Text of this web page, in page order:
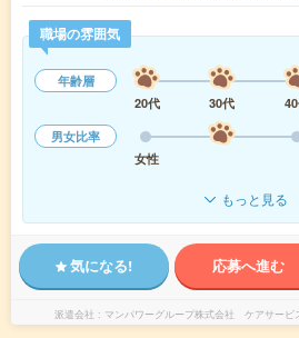
職場の雰囲気
年齢層
20代
30代
男女比率
女性
もっと見る
気になる! 応募へ進む
派遣会社 マンパワーグループ株式会社 ケアサービ